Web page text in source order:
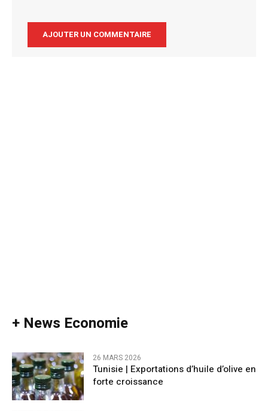
+ News Economie
26 MARS 2026
Tunisie | Exportations d’huile d’olive en
forte croissance